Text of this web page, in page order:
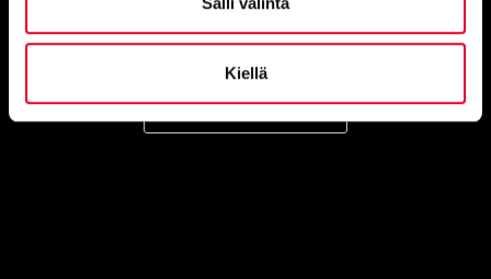
Kiellä
Ma–To 8–16 ja pe 8–15.30
Kaikki yhteystiedot